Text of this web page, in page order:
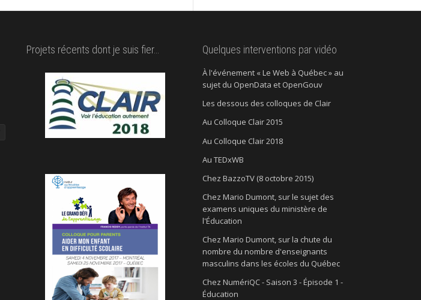
Projets récents dont je suis fier… Quelques interventions par vidéo
À l'événement « Le Web à Québec » au
sujet du OpenData et OpenGouv
Les dessous des colloques de Clair
Au Colloque Clair 2015
Au Colloque Clair 2018
Au TEDxWB
Chez BazzoTV (8 octobre 2015)
Chez Mario Dumont, sur le sujet des
examens uniques du ministère de
l'Éducation
Chez Mario Dumont, sur la chute du
nombre du nombre d'enseignants
masculins dans les écoles du Québec
Chez NumériQC - Saison 3 - Épisode 1 -
Éducation